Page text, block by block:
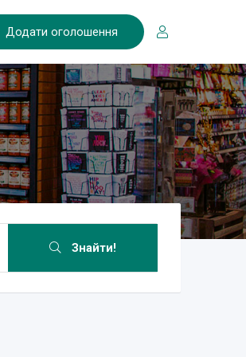
Додати оголошення
Знайти!